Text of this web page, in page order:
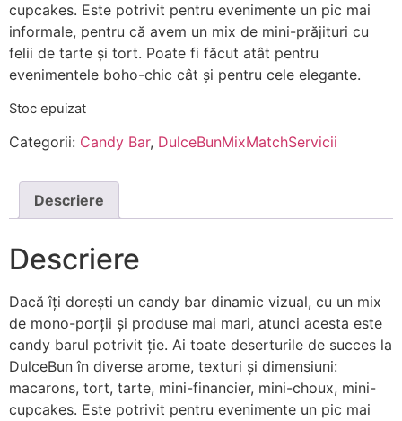
cupcakes. Este potrivit pentru evenimente un pic mai
informale, pentru că avem un mix de mini-prăjituri cu
felii de tarte și tort. Poate fi făcut atât pentru
evenimentele boho-chic cât și pentru cele elegante.
Stoc epuizat
Categorii: Candy Bar, DulceBunMixMatchServicii
Descriere
Descriere
Dacă îți dorești un candy bar dinamic vizual, cu un mix
de mono-porții și produse mai mari, atunci acesta este
candy barul potrivit ție. Ai toate deserturile de succes la
DulceBun în diverse arome, texturi și dimensiuni:
macarons, tort, tarte, mini-financier, mini-choux, mini-
cupcakes. Este potrivit pentru evenimente un pic mai